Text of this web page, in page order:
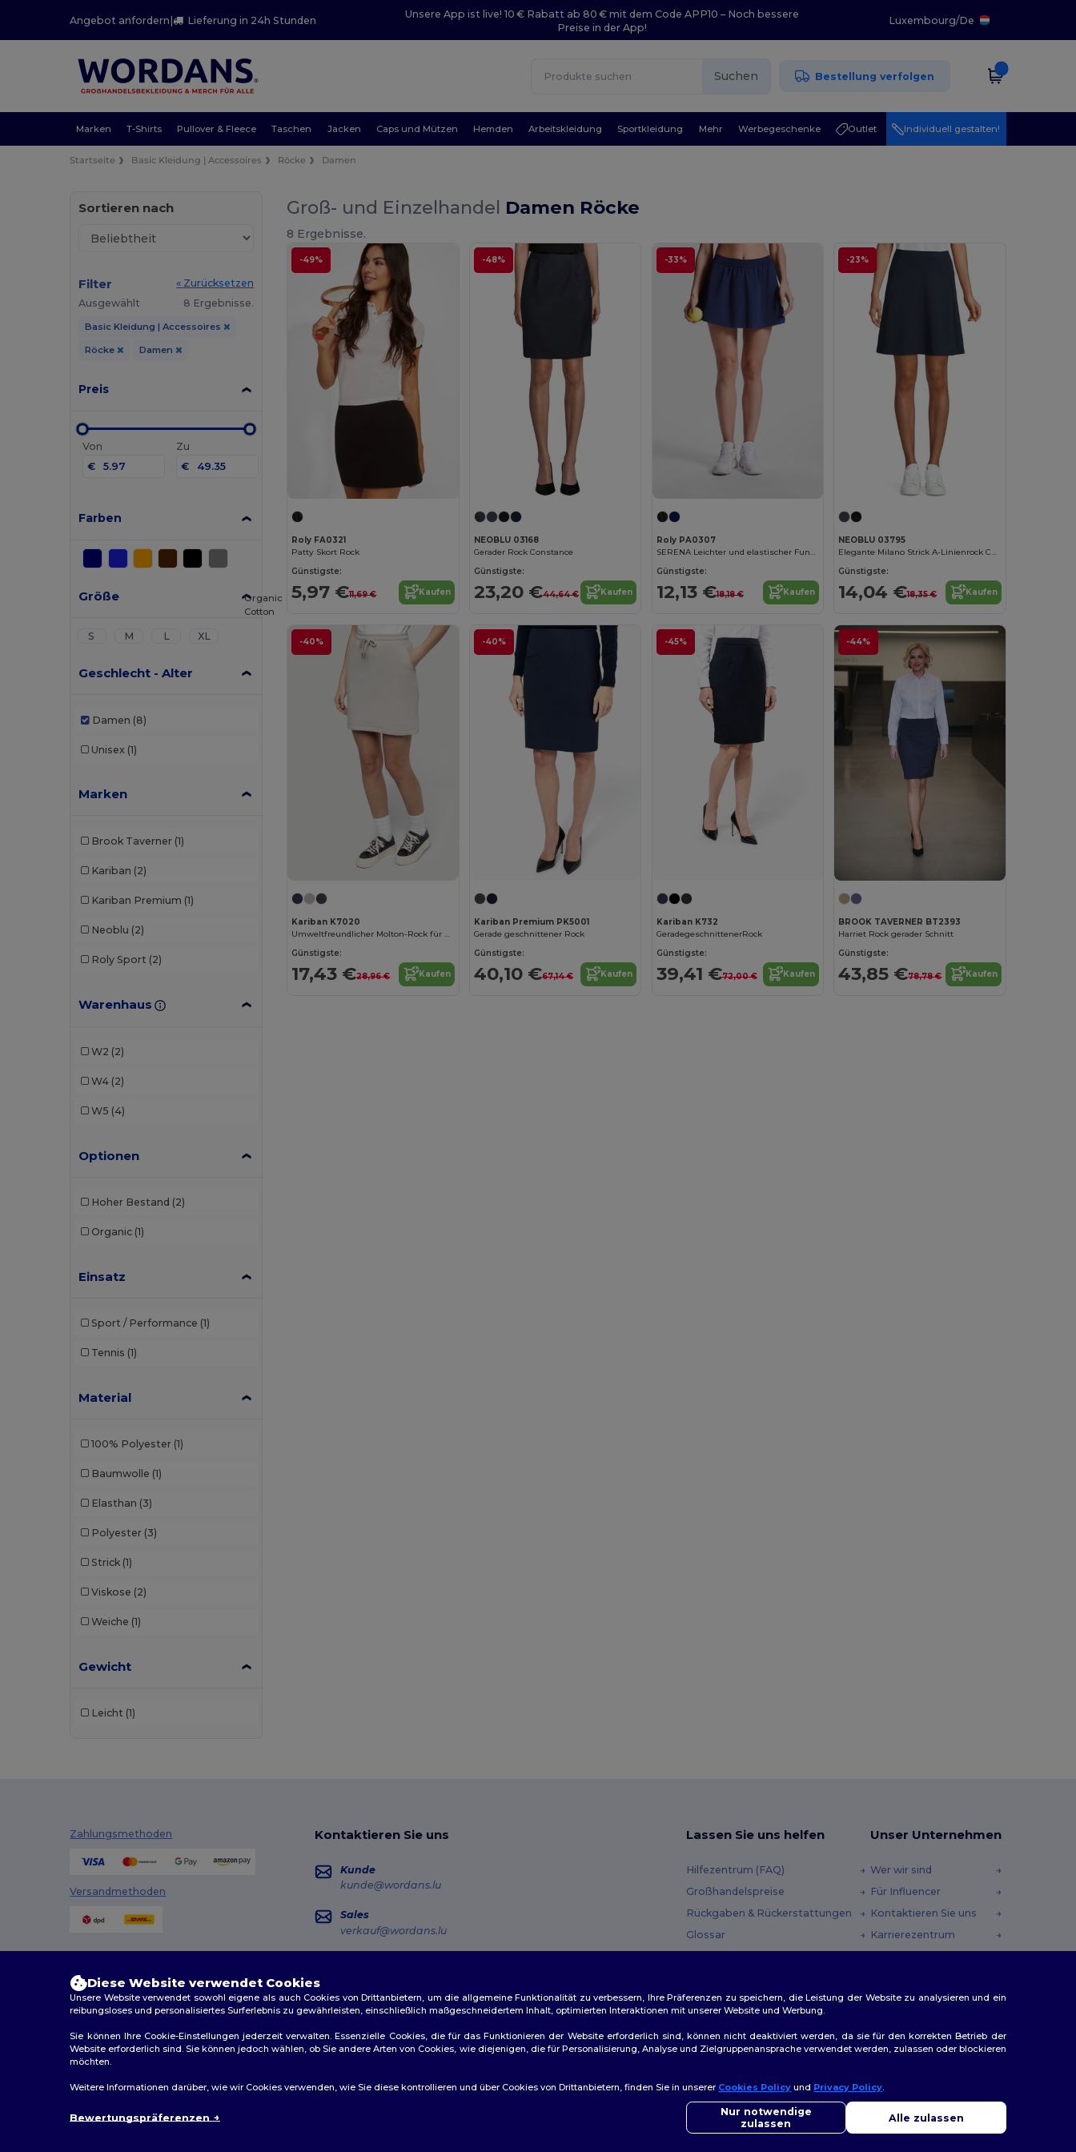
Angebot anfordern| Lieferung in 24h Stunden
Unsere App ist live! 10 € Rabatt ab 80 € mit dem Code APP10 – Noch bessere
Preise in der App!
Luxembourg/De
Suchen Bestellung verfolgen
Marken T-Shirts Pullover & Fleece Taschen Jacken Caps und Mützen Hemden Arbeitskleidung Sportkleidung Mehr Werbegeschenke Outlet Individuell gestalten!
Startseite Basic Kleidung | Accessoires Röcke Damen
Sortieren nach
Filter
« Zurücksetzen
Ausgewählt
8 Ergebnisse.
Basic Kleidung | Accessoires
Röcke Damen
Preis
Von
€
Zu
€
Farben
Größe
S M L XL
Geschlecht - Alter
Damen (8)
Unisex (1)
Marken
Brook Taverner (1)
Kariban (2)
Kariban Premium (1)
Neoblu (2)
Roly Sport (2)
Warenhaus
W2 (2)
W4 (2)
W5 (4)
Optionen
Hoher Bestand (2)
Organic (1)
Einsatz
Sport / Performance (1)
Tennis (1)
Material
100% Polyester (1)
Baumwolle (1)
Elasthan (3)
Polyester (3)
Strick (1)
Viskose (2)
Weiche (1)
Gewicht
Leicht (1)
Groß- und Einzelhandel Damen Röcke
8 Ergebnisse.
-49%
Roly FA0321
Patty Skort Rock
Günstigste:
5,97 €11,69 € Kaufen
-48%
NEOBLU 03168
Gerader Rock Constance
Günstigste:
23,20 €44,64 € Kaufen
-33%
Roly PA0307
SERENA Leichter und elastischer Funktionsrock für Damen aus recyceltem Polyester
Günstigste:
12,13 €18,18 € Kaufen
-23%
NEOBLU 03795
Elegante Milano Strick A-Linienrock Chloe
Günstigste:
14,04 €18,35 € Kaufen
-40%
Organic
Cotton
Kariban K7020
Umweltfreundlicher Molton-Rock für Damen
Günstigste:
17,43 €28,96 € Kaufen
-40%
Kariban Premium PK5001
Gerade geschnittener Rock
Günstigste:
40,10 €67,14 € Kaufen
-45%
Kariban K732
GeradegeschnittenerRock
Günstigste:
39,41 €72,00 € Kaufen
-44%
BROOK TAVERNER BT2393
Harriet Rock gerader Schnitt
Günstigste:
43,85 €78,78 € Kaufen
Zahlungsmethoden
Versandmethoden
Kontaktieren Sie uns
Kunde
kunde@wordans.lu
Sales
verkauf@wordans.lu
Lassen Sie uns helfen
Hilfezentrum (FAQ)
Großhandelspreise
Rückgaben & Rückerstattungen
Glossar
Unser Unternehmen
Wer wir sind
Für Influencer
Kontaktieren Sie uns
Karrierezentrum
2026. Alle Rechte vorbehalten
Site Map
Diese Website verwendet Cookies
Unsere Website verwendet sowohl eigene als auch Cookies von Drittanbietern, um die allgemeine Funktionalität zu verbessern, Ihre Präferenzen zu speichern, die Leistung der Website zu analysieren und ein
reibungsloses und personalisiertes Surferlebnis zu gewährleisten, einschließlich maßgeschneidertem Inhalt, optimierten Interaktionen mit unserer Website und Werbung.
Sie können Ihre Cookie-Einstellungen jederzeit verwalten. Essenzielle Cookies, die für das Funktionieren der Website erforderlich sind, können nicht deaktiviert werden, da sie für den korrekten Betrieb der
Website erforderlich sind. Sie können jedoch wählen, ob Sie andere Arten von Cookies, wie diejenigen, die für Personalisierung, Analyse und Zielgruppenansprache verwendet werden, zulassen oder blockieren
möchten.
Weitere Informationen darüber, wie wir Cookies verwenden, wie Sie diese kontrollieren und über Cookies von Drittanbietern, finden Sie in unserer Cookies Policy und Privacy Policy.
Bewertungspräferenzen
Nur notwendige
zulassen
Alle zulassen
👋 Hallo
Wenn Sie Fragen oder Bedenken haben, können Sie uns jederzeit
kontaktieren. Unser Chatbot ist hier, um Ihnen zu helfen.